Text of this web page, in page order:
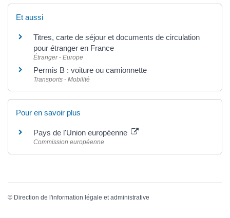
Et aussi
Titres, carte de séjour et documents de circulation
pour étranger en France
Étranger - Europe
Permis B : voiture ou camionnette
Transports - Mobilité
Pour en savoir plus
Pays de l'Union européenne
Commission européenne
© Direction de l'information légale et administrative